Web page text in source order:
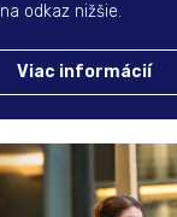
odkaz nižšie.
Viac informácií